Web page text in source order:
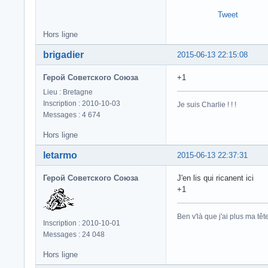
Tweet
Hors ligne
2015-06-13 22:15:08
brigadier
Герой Советского Союза
Lieu : Bretagne
Inscription : 2010-10-03
Messages : 4 674
+1
Je suis Charlie ! ! !
Hors ligne
2015-06-13 22:37:31
letarmo
Герой Советского Союза
Inscription : 2010-10-01
Messages : 24 048
J'en lis qui ricanent ici
+1
Ben v'là que j'ai plus ma
Hors ligne